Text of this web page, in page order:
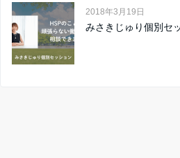
2018年3月19日
みさきじゅり個別セ